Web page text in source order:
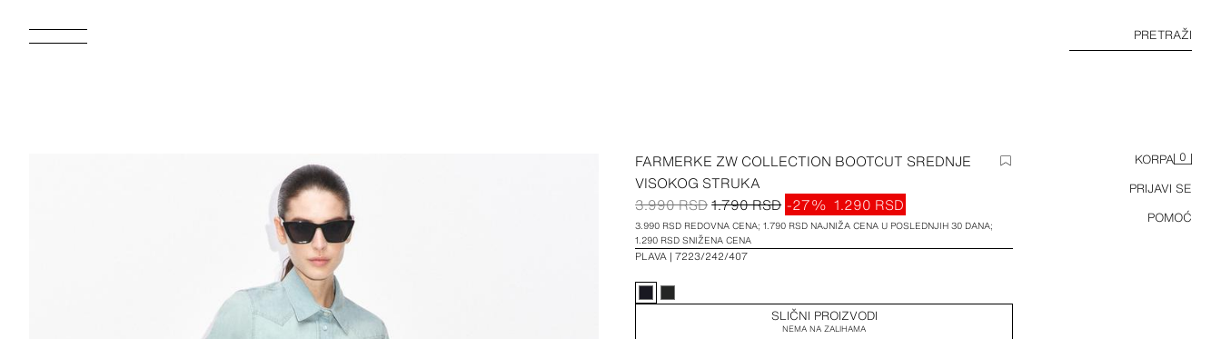
PRETRAŽI
KORPA 0
PRIJAVI SE
POMOĆ
FARMERKE ZW COLLECTION BOOTCUT SREDNJE
VISOKOG STRUKA
3.990 RSD1.790 RSD -27% 1.290 RSD
3.990 RSD REDOVNA CENA; 1.790 RSD NAJNIŽA CENA U POSLEDNJIH 30 DANA;
1.290 RSD SNIŽENA CENA
PLAVA 7223/242/407
SLIČNI PROIZVODI
NEMA NA ZALIHAMA